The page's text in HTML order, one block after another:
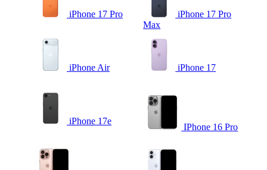
iPhone 17 Pro
iPhone 17 Pro
Max
iPhone Air iPhone 17
iPhone 17e
IPhone 16 Pro